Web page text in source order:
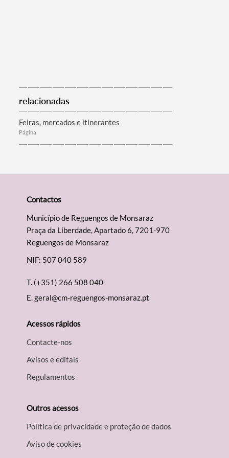
relacionadas
Feiras, mercados e itinerantes
Página
Contactos
Município de Reguengos de Monsaraz
Praça da Liberdade, Apartado 6, 7201-970
Reguengos de Monsaraz
NIF: 507 040 589
T. (+351) 266 508 040
E.geral@cm-reguengos-monsaraz.pt
Acessos rápidos
Contacte-nos
Avisos e editais
Regulamentos
Outros acessos
Política de privacidade e proteção de dados
Aviso de cookies